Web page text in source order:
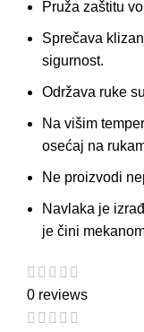
Pruža zaštitu
Sprečava
sigurnost.
Održava ruke
Na višim
osećaj na
Ne proizvodi
Navlaka je
je čini
0 reviews